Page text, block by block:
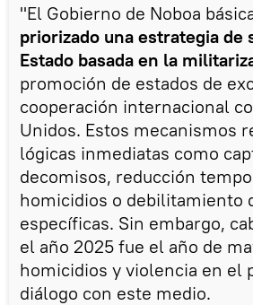
"El Gobierno de Noboa
priorizado una estrategia de
Estado basada en la
promoción de estados de
cooperación internacional
Unidos. Estos mecanismos
lógicas inmediatas como
decomisos, reducción
homicidios o debilitamiento
específicas. Sin embargo,
el año 2025 fue el año de
homicidios y violencia en el
diálogo con este medio.